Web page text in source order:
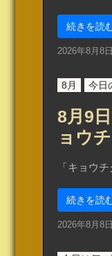
続きを読
2026年8月8日
8月 今日
8月9
ョウ
「キョウ
続きを読
2026年8月8日